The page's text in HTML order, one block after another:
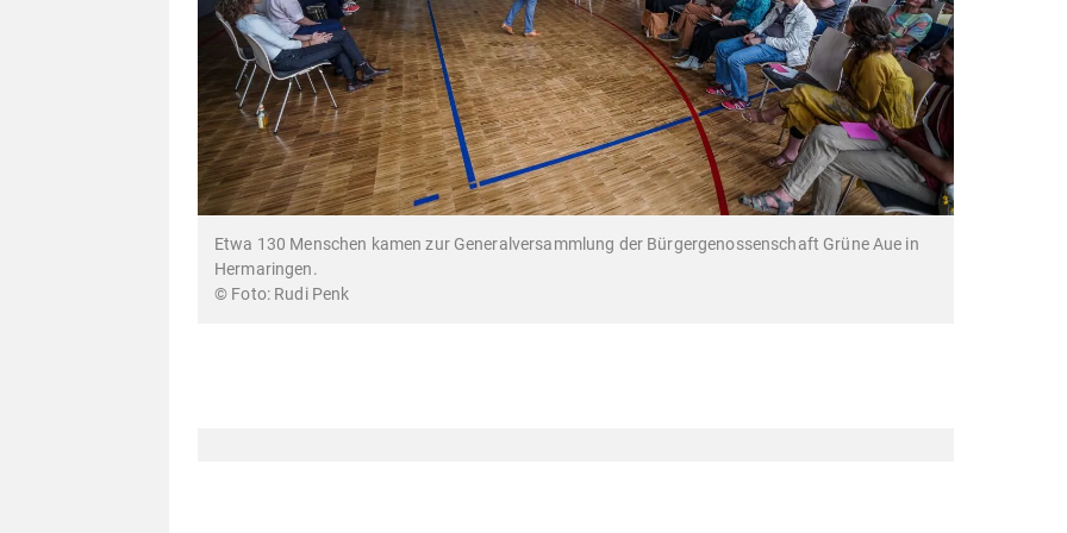
Etwa 130 Menschen kamen zur Generalversammlung der Bürgergenossenschaft Grüne Aue in
Hermaringen.
© Foto: Rudi Penk